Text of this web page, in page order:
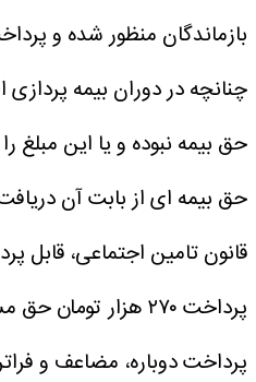
بازماندگان منظور شده و
چنانچه در دوران بیمه
حق بیمه نبوده و یا این مبلغ
حق بیمه ای از بابت آن
قانون تامین اجتماعی، قابل
پرداخت ۲۷۰ هزار
پرداخت دوباره، مضاعف و